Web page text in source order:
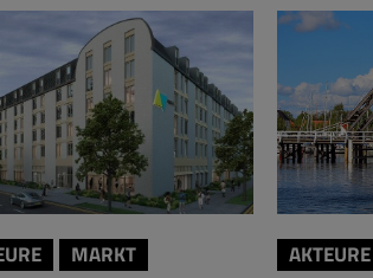
MARKT AKTEURE